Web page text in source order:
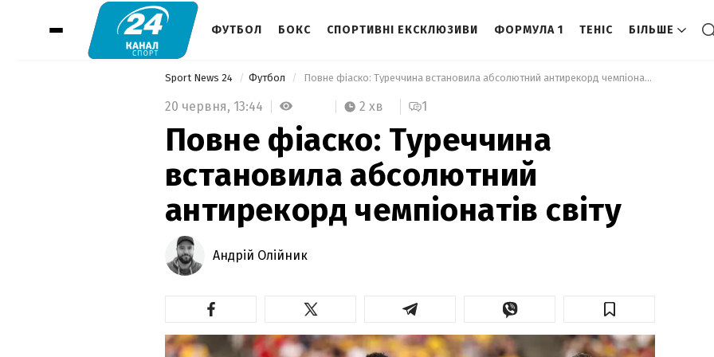
ФУТБОЛ БОКС СПОРТИВНІ ЕКСКЛЮЗИВИ ФОРМУЛА 1 ТЕНІС БІЛЬШЕ
Sport News 24 Футбол Повне фіаско: Туреччина встановила абсолютний антирекорд чемпіонатів світу
20 червня, 13:44 2 хв 1
Повне фіаско: Туреччина
встановила абсолютний
антирекорд чемпіонатів світу
Андрій Олійник